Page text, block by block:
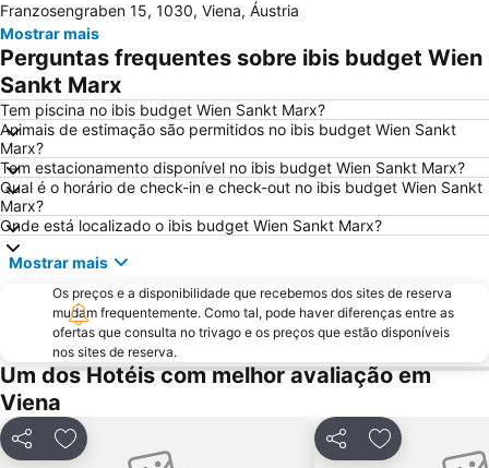
Wien Mitte - The Mall
Prefeitura de Viena
Rathauspark
Stephansdom
Singerstraße
Wieden
Belvedere Palace
Universidade de Viena
Mariahilferstrasse
Simmering
Albertina
Casino Admiral
Leopoldstraße
Hafen Freudenau
Bahnhof Wien Praterstern
Palácio de Schönbrunn
Riviéra
Musikverein
Spittelberg
Jardim zoológico de Schönbrunn
Palazzo
Südtirolerplatz
Reed Messe Wien
Prater
Silvesterpfad
Biblioteca Nacional da Áustria
Bahnhof Wien-Meidling
Franzosengraben 15, 1030, Viena, Áustria
Mostrar mais
Perguntas frequentes sobre ibis budget Wien
Sankt Marx
Tem piscina no ibis budget Wien Sankt Marx?
Animais de estimação são permitidos no ibis budget Wien Sankt
Marx?
Tem estacionamento disponível no ibis budget Wien Sankt Marx?
Qual é o horário de check-in e check-out no ibis budget Wien Sankt
Marx?
Onde está localizado o ibis budget Wien Sankt Marx?
Mostrar mais
Os preços e a disponibilidade que recebemos dos sites de reserva
mudam frequentemente. Como tal, pode haver diferenças entre as
ofertas que consulta no trivago e os preços que estão disponíveis
nos sites de reserva.
Um dos Hotéis com melhor avaliação em
Viena
PartilharAdicionar aos favoritos PartilharAdicionar